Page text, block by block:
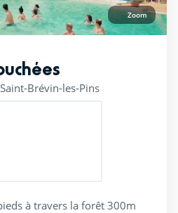
Zoom
Saint-Brévin-les-Pins
à travers la forêt 300m